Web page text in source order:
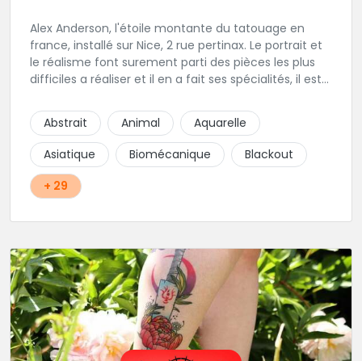
Alex Anderson, l'étoile montante du tatouage en
france, installé sur Nice, 2 rue pertinax. Le portrait et
le réalisme font surement parti des pièces les plus
difficiles a réaliser et il en a fait ses spécialités, il est
religieux ou du chicanos. Romain son frère sera vous
combler par sa finesse pour des pièces comme le
mandala, l'ornemental ou la calligraphie pour le
bonheur des futurs tatoués. Il y a aussi Léa, Maureen,
Fat, Tom, Sento, Lily, des artistes hors normes. Il n'y a
qu'à regarder les pièces sélectionnées ici pour
Abstrait Animal
Aquarelle
Asiatique
Biomécanique
Blackout
+ 29